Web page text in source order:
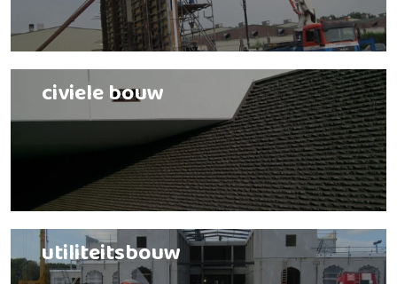
civiele bouw
utiliteitsbouw